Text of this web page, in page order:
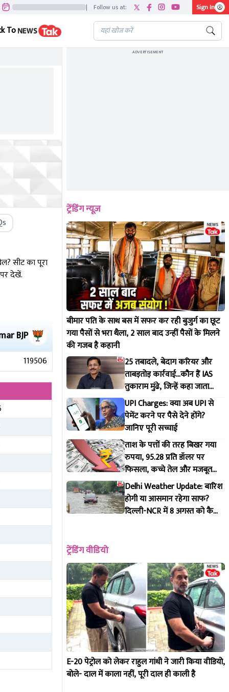
| Follow us at: Sign In
To
सीट का पूरा
देखें.
BJP
119506
ADVERTISEMENT
ट्रेंडिंग न्यूज़
बीमार पति के साथ बस में सफर कर रही बुजुर्ग का छूट
गया पैसों से भरा थैला, 2 साल बाद उन्हीं पैसों के मिलने
की गजब है कहानी
25 तबादले, बेदाग करियर और
ताबड़तोड़ कार्रवाई...कौन हैं IAS
तुकाराम मुंढे, जिन्हें कहा जाता
महाराष्ट्र FDA का 'सिंघम'
UPI Charges: क्या अब UPI से
पेमेंट करने पर पैसे देने होंगे?
जानिए पूरी सच्चाई
ताश के पत्तों की तरह बिखर गया
रुपया, 95.28 प्रति डॉलर पर
फिसला, कच्चे तेल और मजबूत
डॉलर से दबाव, पूरी डिटेल
Delhi Weather Update: बारिश
होगी या आसमान रहेगा साफ?
दिल्ली-NCR में 8 अगस्त को कैसा
ट्रेंडिंग वीडियो
E-20 पेट्रोल को लेकर राहुल गांधी ने जारी किया वीडियो,
बोले- दाल में काला नहीं, पूरी दाल ही काली है